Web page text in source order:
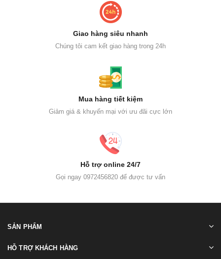
Giao hàng siêu nhanh
Chúng tôi cam kết giao hàng trong 24h
Mua hàng tiết kiệm
Giảm giá & khuyến mại với ưu đãi cực lớn
Hỗ trợ online 24/7
Gọi ngay 0972456820 để được tư vấn
SẢN PHẨM
HỖ TRỢ KHÁCH HÀNG